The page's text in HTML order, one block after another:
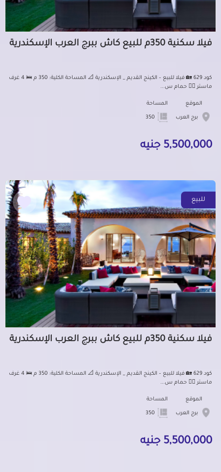
فيلا سكنية 350م للبيع كاش ببرج العرب الإسكندرية
كود 629 🏡 فيلا للبيع – الكينج القديم _ الإسكندرية 📐 المساحة الكلية: 350 م 🛌 4 غرف
ماستر 🏊‍♂️ حمام س...
الموقع
برج العرب
المساحة
5,500,000 جنيه
للبيع
فيلا سكنية 350م للبيع كاش ببرج العرب الإسكندرية
كود 629 🏡 فيلا للبيع – الكينج القديم _ الإسكندرية 📐 المساحة الكلية: 350 م 🛌 4 غرف
ماستر 🏊‍♂️ حمام س...
الموقع
برج العرب
المساحة
5,500,000 جنيه